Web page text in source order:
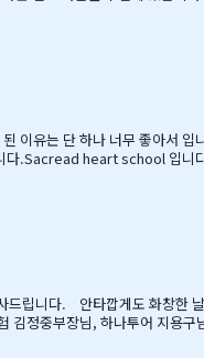
인 여건이 딱히 좋은 것도 아니었습
이유는 단 하나 너무 좋아서 입
다.Sacread heart school 입니
한 놈이라 엉뚱한 짓을 할 때도
&…
립니다. 안타깝게도 화창한 날
김정중부장님, 하나투어 지용구
성 본부장님께 감사드리며, 이